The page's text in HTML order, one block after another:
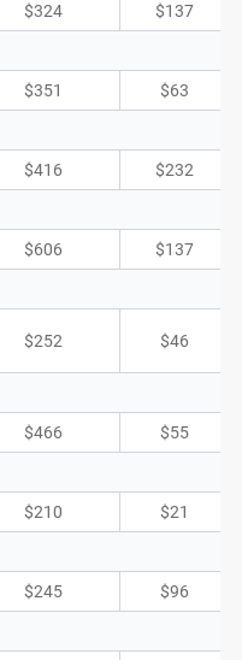
$324 $137
$351 $63
$416 $232
$606 $137
$252 $46
$466 $55
$210 $21
$245 $96